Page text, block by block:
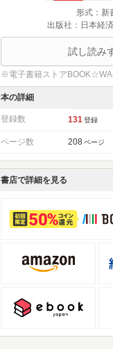
形式：新
出版社：日本経
試し読み
※電子書籍ストア
本の詳細
登録数 131 登録
ページ数 208 ページ
書店で詳細を見る